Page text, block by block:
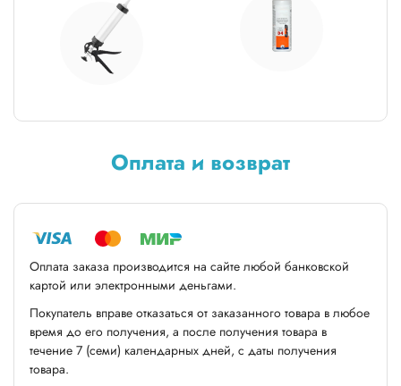
Оплата и возврат
Оплата заказа производится на сайте любой банковской
картой или электронными деньгами.
Покупатель вправе отказаться от заказанного товара в любое
время до его получения, а после получения товара в
течение 7 (семи) календарных дней, с даты получения
товара.